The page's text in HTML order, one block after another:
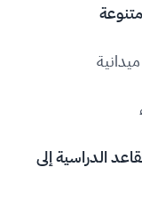
الدراسية إلى